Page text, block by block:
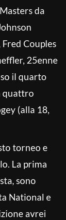
da
Couples
25enne
il quarto
quattro
(alla 18,
torneo e
La prima
sono
National e
avrei